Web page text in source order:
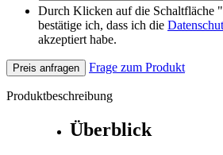
Durch Klicken auf die Schaltfläche
bestätige ich, dass ich die
akzeptiert habe.
Preis anfragen Frage zum Produkt
Produktbeschreibung
Überblick